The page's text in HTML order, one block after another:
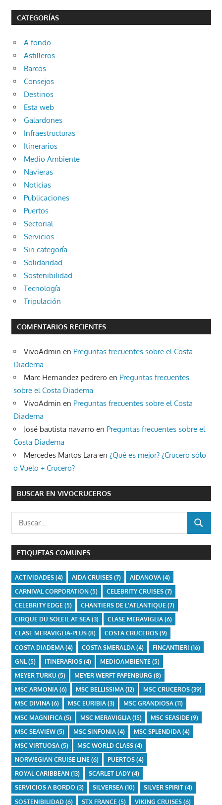
CATEGORÍAS
A fondo
Astilleros
Barcos
Consejos
Destinos
Esta web
Galardones
Infraestructuras
Itinerarios
Medio Ambiente
Navieras
Noticias
Publicaciones
Puertos
Sectorial
Servicios
Sin categoría
Solidaridad
Sostenibilidad
Tecnología
Tripulación
COMENTARIOS RECIENTES
VivoAdmin en Preguntas frecuentes sobre el Costa
Diadema
Marc Hernandez pedrero en Preguntas frecuentes
sobre el Costa Diadema
VivoAdmin en Preguntas frecuentes sobre el Costa
Diadema
José bautista navarro en Preguntas frecuentes sobre el
Costa Diadema
Mercedes Martos Lara en ¿Qué es mejor? ¿Crucero sólo
o Vuelo + Crucero?
BUSCAR EN VIVOCRUCEROS
Buscar:
BUSCAR
ETIQUETAS COMUNES
ACTIVIDADES(4) AIDA CRUISES(7) AIDANOVA(4)
CARNIVAL CORPORATION(5) CELEBRITY CRUISES(7)
CELEBRITY EDGE(5) CHANTIERS DE L'ATLANTIQUE(7)
CIRQUE DU SOLEIL AT SEA(3) CLASE MERAVIGLIA(6)
CLASE MERAVIGLIA-PLUS(8) COSTA CRUCEROS(9)
COSTA DIADEMA(4) COSTA SMERALDA(4) FINCANTIERI (16)
GNL (5) ITINERARIOS(4) MEDIOAMBIENTE (5)
MEYER TURKU (5) MEYER WERFT PAPENBURG (8)
MSC ARMONIA(6) MSC BELLISSIMA(12) MSC CRUCEROS(39)
MSC DIVINA(6) MSC EURIBIA(3) MSC GRANDIOSA(11)
MSC MAGNIFICA(5) MSC MERAVIGLIA(15) MSC SEASIDE (9)
MSC SEAVIEW(5) MSC SINFONIA(4) MSC SPLENDIDA(4)
MSC VIRTUOSA(5) MSC WORLD CLASS(4)
NORWEGIAN CRUISE LINE(6) PUERTOS(4)
ROYAL CARIBBEAN(13) SCARLET LADY(4)
SERVICIOS A BORDO (3) SILVERSEA(10) SILVER SPIRIT(4)
SOSTENIBILIDAD(6) STX FRANCE (5) VIKING CRUISES(6)